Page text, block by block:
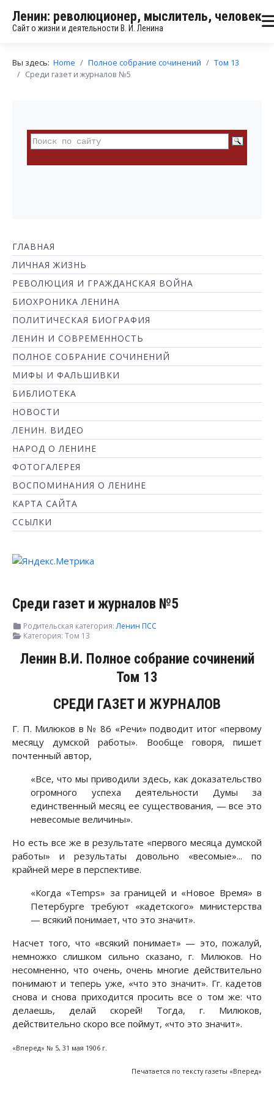
Ленин: революционер, мыслитель, человек
Сайт о жизни и деятельности В. И. Ленина
Вы здесь: Home Полное собрание сочинений
Том 13
Среди газет и журналов №5
ГЛАВНАЯ
ЛИЧНАЯ ЖИЗНЬ
РЕВОЛЮЦИЯ И ГРАЖДАНСКАЯ ВОЙНА
БИОХРОНИКА ЛЕНИНА
ПОЛИТИЧЕСКАЯ БИОГРАФИЯ
ЛЕНИН И СОВРЕМЕННОСТЬ
ПОЛНОЕ СОБРАНИЕ СОЧИНЕНИЙ
МИФЫ И ФАЛЬШИВКИ
БИБЛИОТЕКА
НОВОСТИ
ЛЕНИН. ВИДЕО
НАРОД О ЛЕНИНЕ
ФОТОГАЛЕРЕЯ
ВОСПОМИНАНИЯ О ЛЕНИНЕ
КАРТА САЙТА
ССЫЛКИ
Среди газет и журналов №5
Родительская категория:Ленин ПСС
Категория: Том 13
Ленин В.И. Полное собрание сочинений
Том 13
СРЕДИ ГАЗЕТ И ЖУРНАЛОВ
Г. П. Милюков в № 86 «Речи» подводит итог «первому
месяцу думской работы». Вообще говоря, пишет
почтенный автор,
«Все, что мы приводили здесь, как доказательство
огромного успеха деятельности Думы за
единственный месяц ее существования, — все это
невесомые величины».
Но есть все же в результате «первого месяца думской
работы» и результаты довольно «весомые»... по
крайней мере в перспективе.
«Когда «Temps» за границей и «Новое Время» в
Петербурге требуют «кадетского» министерства
— всякий понимает, что это значит».
Насчет того, что «всякий понимает» — это, пожалуй,
немножко слишком сильно сказано, г. Милюков. Но
несомненно, что очень, очень многие действительно
понимают и теперь уже, «что это значит». Гг. кадетов
снова и снова приходится просить все о том же: что
делаешь, делай скорей! Тогда, г. Милюков,
действительно скоро все поймут, «что это значит».
«Вперед» № 5, 31 мая 1906 г.
Печатается по тексту газеты «Вперед»